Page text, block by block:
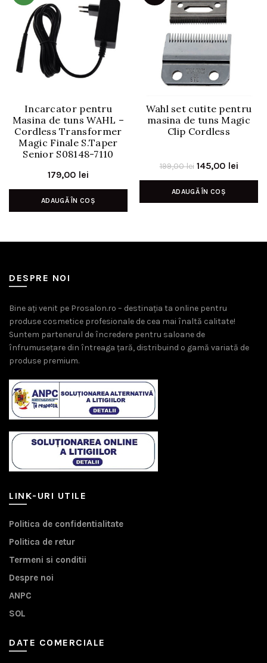
Incarcator pentru
Masina de tuns WAHL –
Cordless Transformer
Magic Finale S.Taper
Senior S08148-7110
179,00 lei
ADAUGĂ ÎN COȘ
Wahl set cutite pentru
masina de tuns Magic
Clip Cordless
199,00lei Prețul
inițial
a
145,00 leiPrețul
ADAUGĂ ÎN COȘ
DESPRE NOI
Bine ați venit pe Prosalon.ro – destinația ta online pentru
produse cosmetice profesionale de cea mai înaltă calitate!
Suntem partenerul de încredere pentru saloane de
înfrumusețare din întreaga țară, distribuind o gamă variată de
produse premium.
LINK-URI UTILE
Politica de confidentialitate
Politica de retur
Termeni si conditii
Despre noi
ANPC
SOL
DATE COMERCIALE